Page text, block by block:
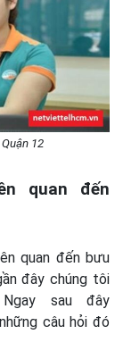
12
quan đến
quan đến bưu
đây chúng tôi
sau đây
câu hỏi đó